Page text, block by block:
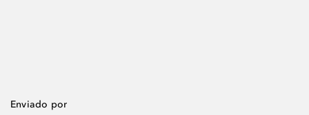
Enviado por